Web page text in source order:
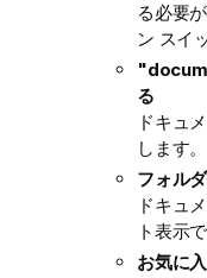
る必要
ン スイ
る
ドキュ
します。
フォル
ドキュ
ト表示
お気に